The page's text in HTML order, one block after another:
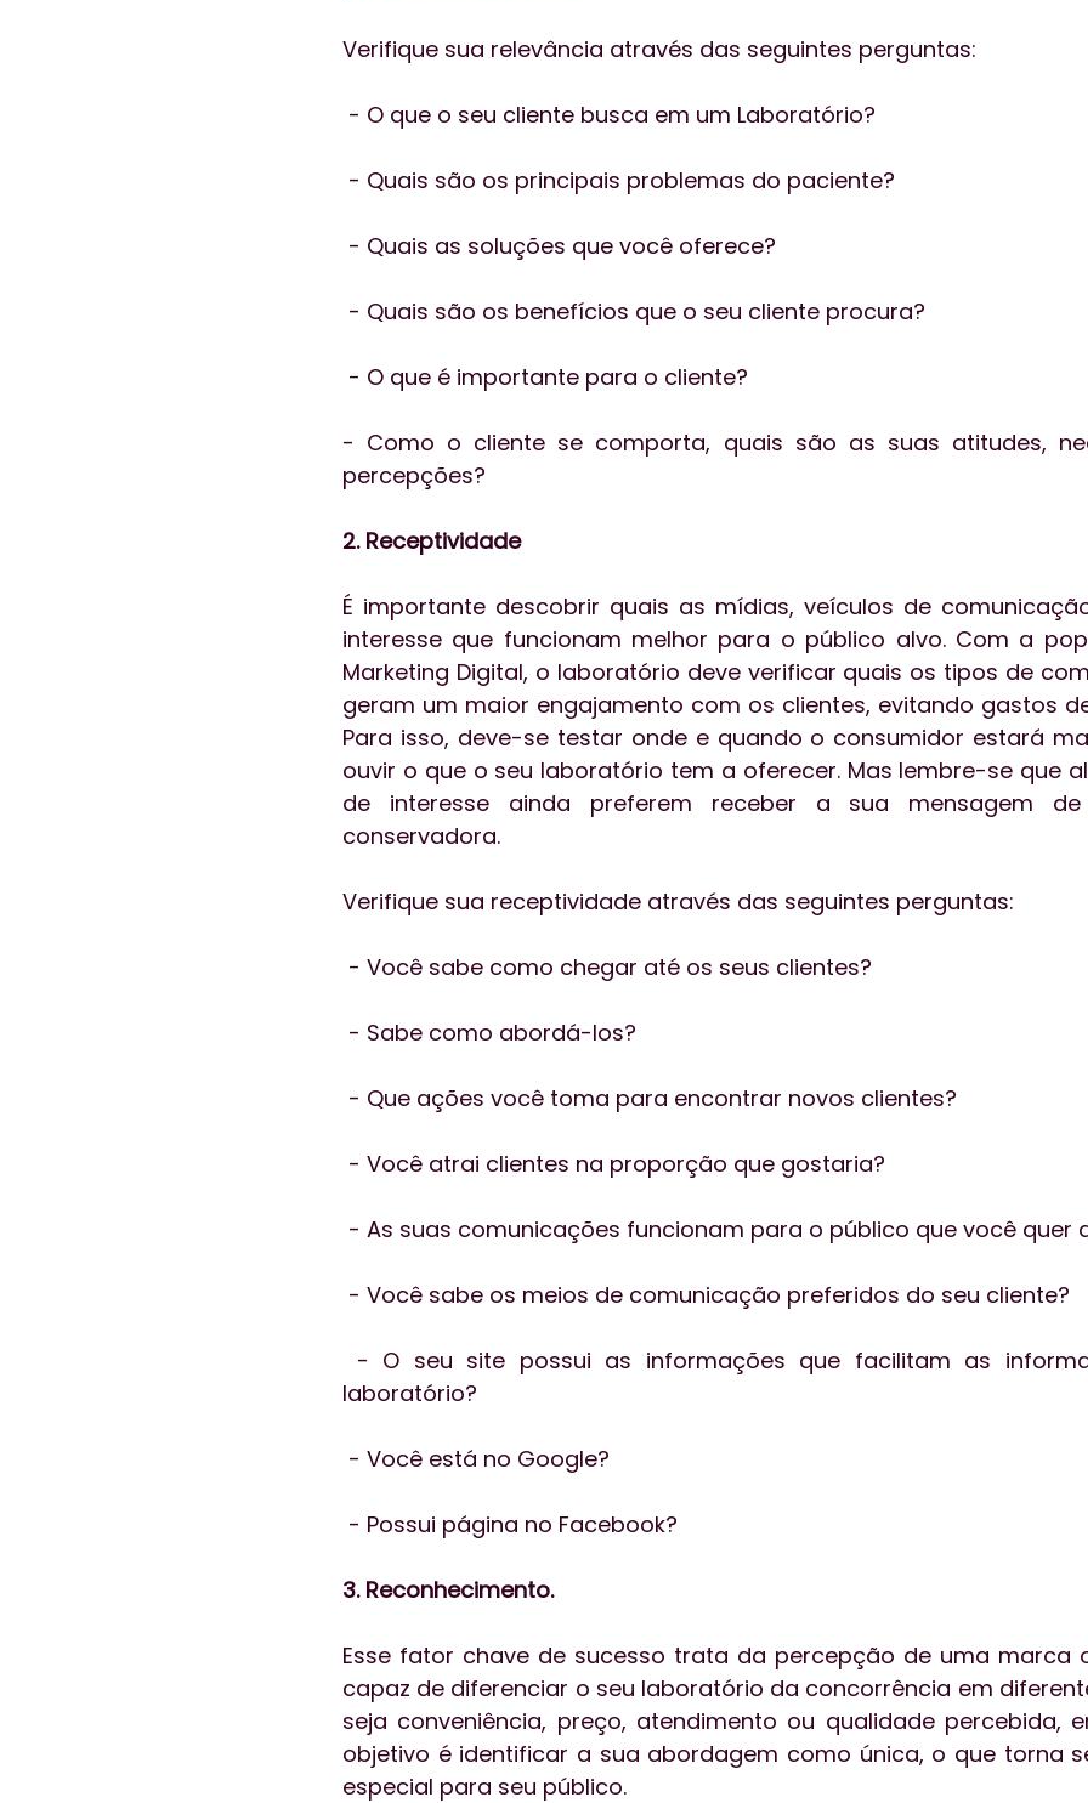
Verifique sua relevância através das seguintes perguntas:
- O que o seu cliente busca em um Laboratório?
- Quais são os principais problemas do paciente?
- Quais as soluções que você oferece?
- Quais são os benefícios que o seu cliente procura?
- O que é importante para o cliente?
- Como o cliente se comporta, quais são as suas atitudes,
percepções?
2. Receptividade
É importante descobrir quais as mídias, veículos de
interesse que funcionam melhor para o público alvo. Com a
Marketing Digital, o laboratório deve verificar quais os tipos de
geram um maior engajamento com os clientes, evitando gastos
Para isso, deve-se testar onde e quando o consumidor estará
ouvir o que o seu laboratório tem a oferecer. Mas lembre-se que
de interesse ainda preferem receber a sua mensagem
conservadora.
Verifique sua receptividade através das seguintes perguntas:
- Você sabe como chegar até os seus clientes?
- Sabe como abordá-los?
- Que ações você toma para encontrar novos clientes?
- Você atrai clientes na proporção que gostaria?
- As suas comunicações funcionam para o público que você quer
- Você sabe os meios de comunicação preferidos do seu cliente?
laboratório?
- Você está no Google?
- Possui página no Facebook?
3. Reconhecimento.
Esse fator chave de sucesso trata da percepção de uma marca
capaz de diferenciar o seu laboratório da concorrência em
seja conveniência, preço, atendimento ou qualidade percebida,
objetivo é identificar a sua abordagem como única, o que torna
especial para seu público.